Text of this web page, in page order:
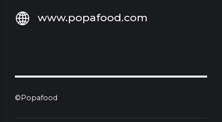
www.popafood.com
©Popafood